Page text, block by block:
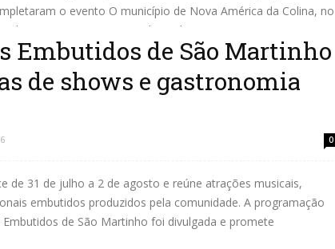
o evento O município de Nova América da Colina, no
com sucesso a 7ª edição da Exponac. O evento,...
Embutidos de São Martinho
de shows e gastronomia
0
de 31 de julho a 2 de agosto e reúne atrações musicais,
embutidos produzidos pela comunidade. A programação
Embutidos de São Martinho foi divulgada e promete